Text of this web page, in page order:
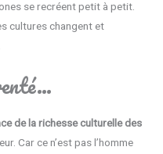
se recréent petit à petit.
cultures changent et
de la richesse culturelle des
Car ce n’est pas l’homme